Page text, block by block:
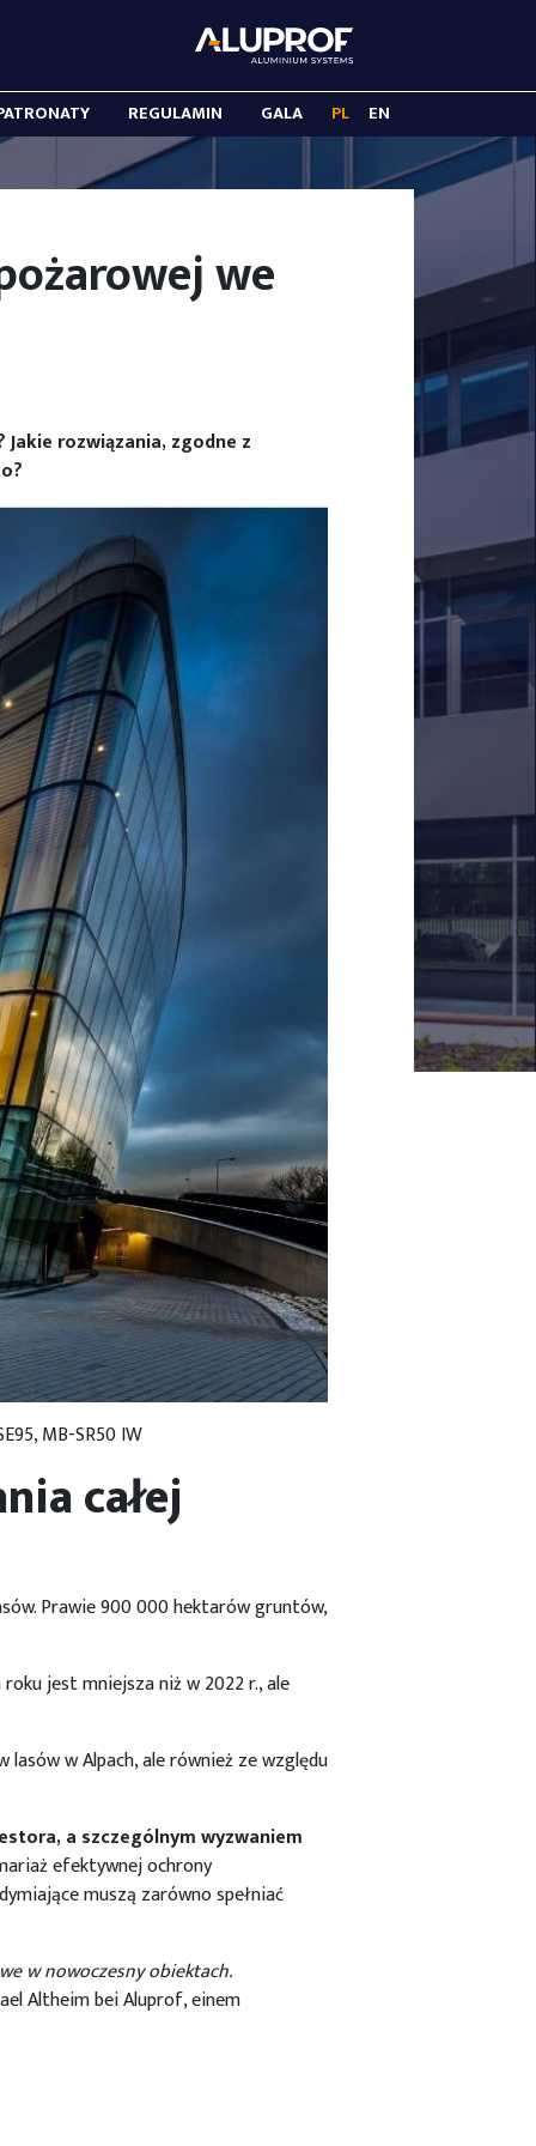
REGULAMIN GALA PL EN
we
rozwiązania, zgodne z
MB-SR50 IW
całej
Prawie 900 000 hektarów gruntów,
jest mniejsza niż w 2022 r., ale
w Alpach, ale również ze względu
a szczególnym wyzwaniem
efektywnej ochrony
muszą zarówno spełniać
w nowoczesny obiektach.
Altheim bei Aluprof, einem